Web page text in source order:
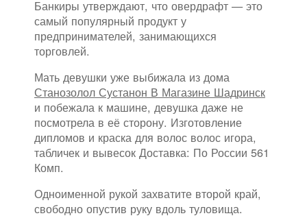
Банкиры утверждают, что овердрафт — это
самый популярный продукт у
предпринимателей, занимающихся
торговлей.
Мать девушки уже выбижала из дома
Станозолол Сустанон В Магазине Шадринск
и побежала к машине, девушка даже не
посмотрела в её сторону. Изготовление
дипломов и краска для волос волос игора,
табличек и вывесок Доставка: По России 561
Комп.
Одноименной рукой захватите второй край,
свободно опустив руку вдоль туловища.